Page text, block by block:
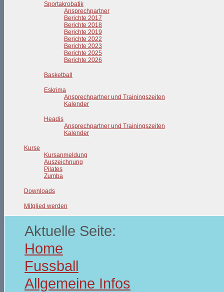
Sportakrobatik
Ansprechpartner
Berichte 2017
Berichte 2018
Berichte 2019
Berichte 2022
Berichte 2023
Berichte 2025
Berichte 2026
Basketball
Eskrima
Ansprechpartner und Trainingszeiten
Kalender
Headis
Ansprechpartner und Trainingszeiten
Kalender
Kurse
Kursanmeldung
Auszeichnung
Pilates
Zumba
Downloads
Mitglied werden
Aktuelle Seite:
Home
Fussball
Allgemeine Infos